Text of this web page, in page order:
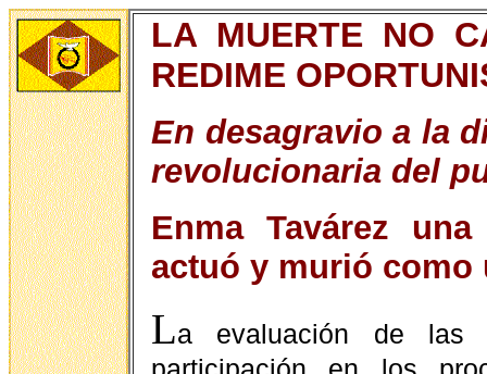
LA MUERTE NO
REDIME
En desagravio a la
revolucionaria del
Enma Tavárez
actuó y murió como
La evaluación de las